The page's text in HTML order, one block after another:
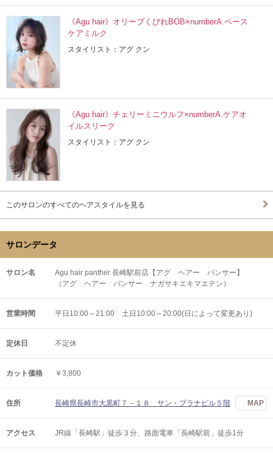
《Agu hair》オリーブくびれBOB×numberA.ベース
ケアミルク
スタイリスト：アグ クン
《Agu hair》チェリーミニウルフ×numberA.ケアオ
イルスリーク
スタイリスト：アグ クン
このサロンのすべてのヘアスタイルを見る
サロンデータ
サロン名
Agu hair panther 長崎駅前店【アグ ヘアー パンサー】
（アグ ヘアー パンサー ナガサキエキマエテン）
営業時間 平日10:00～21:00 土日10:00～20:00(日によって変更あり)
定休日 不定休
カット価格 ￥3,800
住所 長崎県長崎市大黒町７－１８ サン・プラナビル５階 MAP
アクセス JR線「長崎駅」徒歩３分、路面電車「長崎駅前」徒歩1分